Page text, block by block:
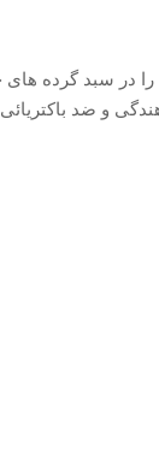
سبد گرده های
و ضد